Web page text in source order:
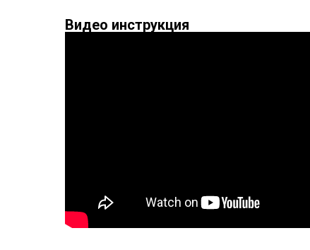
Видео инструкция